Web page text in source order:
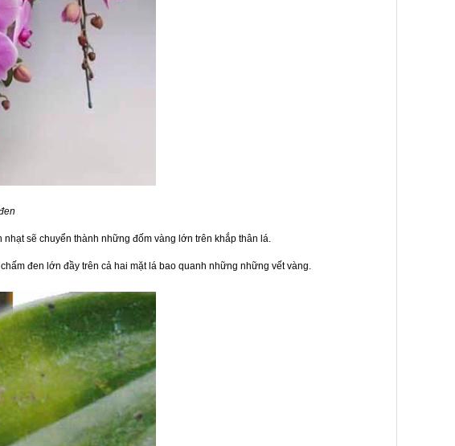
sẽ chuyển thành những đốm vàng lớn trên khắp thân lá.
đen lớn đầy trên cả hai mặt lá bao quanh những những vết vàng.